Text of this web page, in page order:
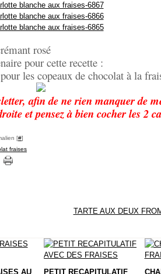
rosé
pour cette recette :
les copeaux de chocolat à la
afin de ne rien manquer de
et pensez à bien cocher les 2
[#]
fraises
TARTE AUX DEUX
AU
PETIT RECAPITULATIF